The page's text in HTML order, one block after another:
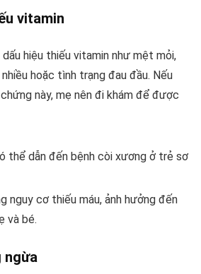
vitamin
hiệu thiếu vitamin như mệt mỏi,
hoặc tình trạng đau đầu. Nếu
này, mẹ nên đi khám để được
thể dẫn đến bệnh còi xương ở trẻ sơ
nguy cơ thiếu máu, ảnh hưởng đến
và bé.
ngừa